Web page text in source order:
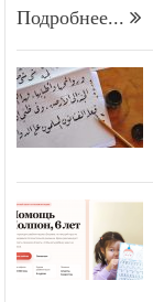
Подробнее...